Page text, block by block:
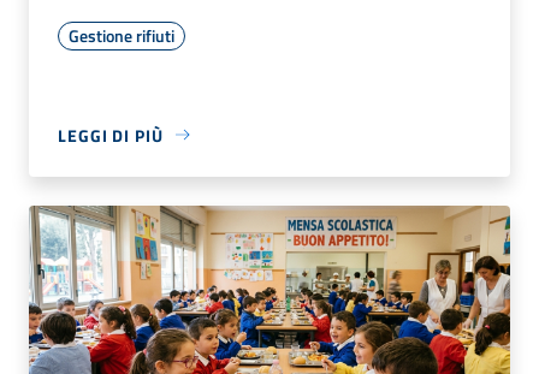
Gestione rifiuti
LEGGI DI PIÙ